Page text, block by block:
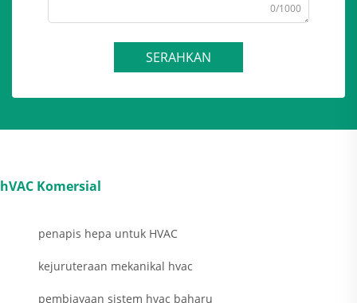
0/1000
SERAHKAN
hVAC Komersial
penapis hepa untuk HVAC
kejuruteraan mekanikal hvac
pembiayaan sistem hvac baharu